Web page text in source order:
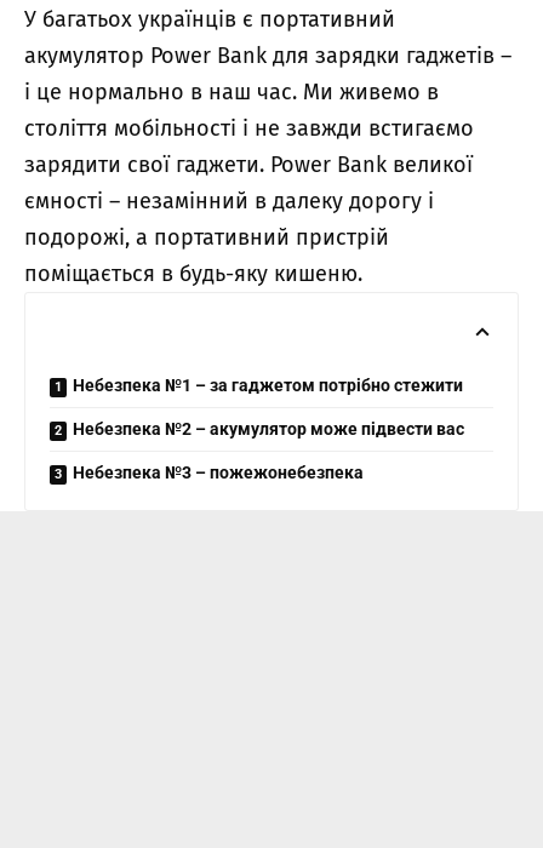
У багатьох українців є портативний
акумулятор Power Bank для зарядки гаджетів –
і це нормально в наш час. Ми живемо в
століття мобільності і не завжди встигаємо
зарядити свої гаджети. Power Bank великої
ємності – незамінний в далеку дорогу і
подорожі, а портативний пристрій
поміщається в будь-яку кишеню.
Небезпека №1 – за гаджетом потрібно стежити
Небезпека №2 – акумулятор може підвести вас
Небезпека №3 – пожежонебезпека